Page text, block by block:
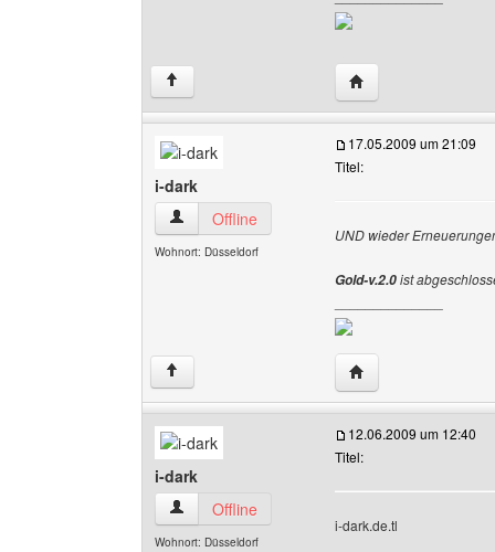
↑ Website dieses
i-dark
i-dark Benutzer-Profile anzeigen
Offline
Wohnort: Düsseldorf
17.05.2009 um 21:09
Titel:
UND wieder
Gold-v.2.0ist
↑ Website dieses
i-dark
i-dark Benutzer-Profile anzeigen
Offline
Wohnort: Düsseldorf
12.06.2009 um 12:40
Titel:
i-dark.de.tl